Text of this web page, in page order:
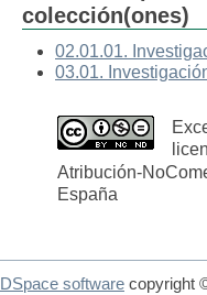
colección(ones)
02.01.01.
03.01.
Atribución-
España
DSpace software copyright